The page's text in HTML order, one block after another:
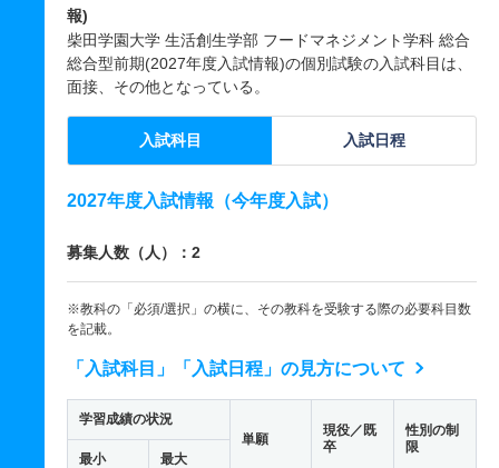
報)
柴田学園大学 生活創生学部 フードマネジメント学科 総合
総合型前期(2027年度入試情報)の個別試験の入試科目は、
面接、その他となっている。
入試科目 入試日程
2027年度入試情報（今年度入試）
募集人数（人）：2
※教科の「必須/選択」の横に、その教科を受験する際の必要科目数
を記載。
「入試科目」「入試日程」の見方について
学習成績の状況
単願
現役／既
卒
性別の制
限
最小 最大